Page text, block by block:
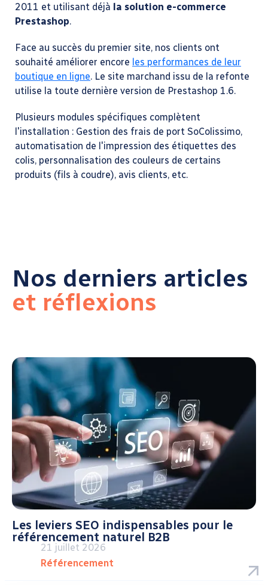
2011 et utilisant déjà la solution e-commerce
Prestashop.
Face au succès du premier site, nos clients ont
souhaité améliorer encore les performances de leur
boutique en ligne. Le site marchand issu de la refonte
utilise la toute dernière version de Prestashop 1.6.
Plusieurs modules spécifiques complètent
l'installation : Gestion des frais de port SoColissimo,
automatisation de l'impression des étiquettes des
colis, personnalisation des couleurs de certains
produits (fils à coudre), avis clients, etc.
Nos derniers articles
et réflexions
Les leviers SEO indispensables pour le
référencement naturel B2B
21 juillet 2026
Référencement